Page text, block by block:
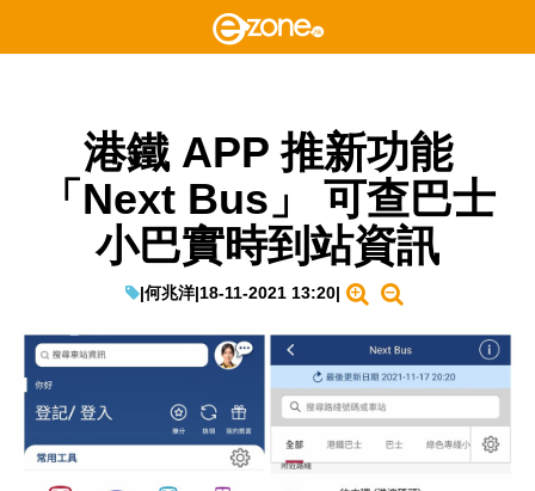
港鐵 APP 推新功能
「Next Bus」 可查巴士
小巴實時到站資訊
|何兆洋|18-11-2021 13:20|